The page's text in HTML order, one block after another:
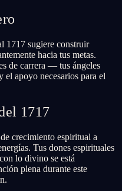
1717 sugiere construir
hacia tus metas.
de carrera — tus ángeles
el apoyo necesarios para el
1717
crecimiento espiritual a
Tus dones espirituales
lo divino se está
plena durante este